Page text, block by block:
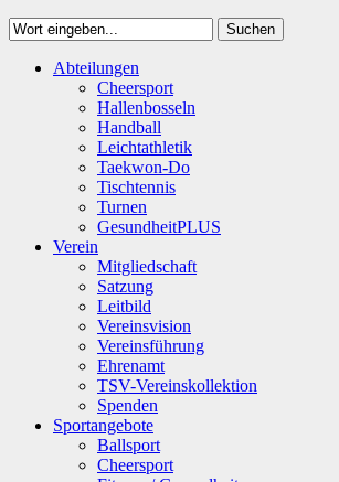
Suchen
SuchenAbteilungen
Cheersport
Hallenbosseln
Handball
Leichtathletik
Taekwon-Do
Tischtennis
Turnen
GesundheitPLUS
Verein
Mitgliedschaft
Satzung
Leitbild
Vereinsvision
Vereinsführung
Ehrenamt
TSV-Vereinskollektion
Spenden
Sportangebote
Ballsport
Cheersport